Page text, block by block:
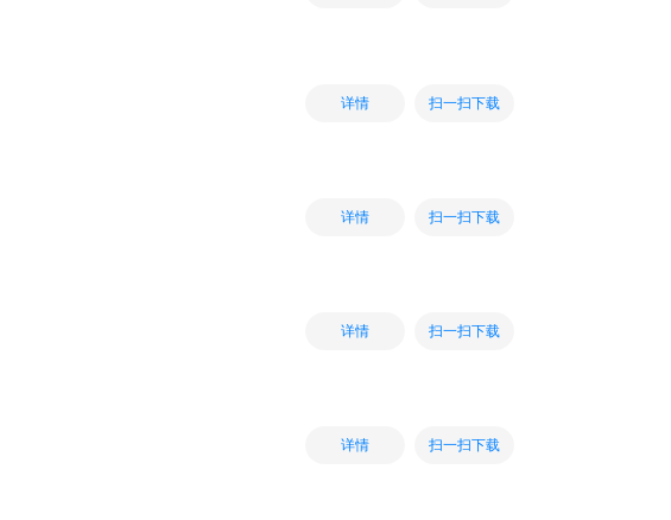
详情 扫一扫下载
详情 扫一扫下载
详情 扫一扫下载
详情 扫一扫下载